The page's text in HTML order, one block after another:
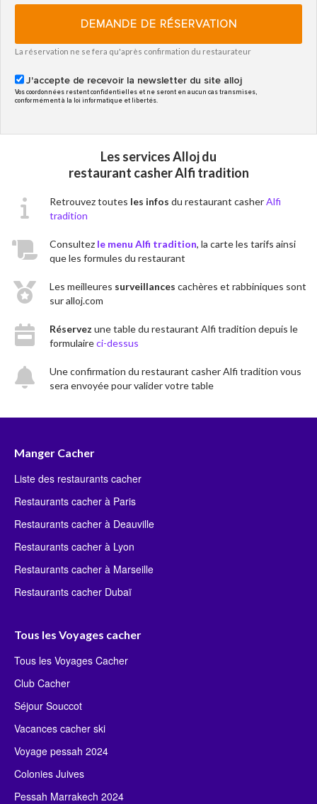
DEMANDE DE RÉSERVATION
La réservation ne se fera qu'après confirmation du restaurateur
J'accepte de recevoir la newsletter du site alloj
Vos coordonnées restent confidentielles et ne seront en aucun cas transmises,
conformément à la loi informatique et libertés.
Les services Alloj du
restaurant casher Alfi tradition
Retrouvez toutes les infos du restaurant casherAlfi
tradition
Consultez le menu Alfi tradition, la carte les tarifs ainsi
que les formules du restaurant
Les meilleures surveillances cachères et rabbiniques sont
sur alloj.com
Réservez une table du restaurant Alfi tradition depuis le
formulaireci-dessus
Une confirmation du restaurant casher Alfi tradition vous
sera envoyée pour valider votre table
Manger Cacher
Liste des restaurants cacher
Restaurants cacher à Paris
Restaurants cacher à Deauville
Restaurants cacher à Lyon
Restaurants cacher à Marseille
Restaurants cacher Dubaï
Tous les Voyages cacher
Tous les Voyages Cacher
Club Cacher
Séjour Souccot
Vacances cacher ski
Voyage pessah 2024
Colonies Juives
Pessah Marrakech 2024